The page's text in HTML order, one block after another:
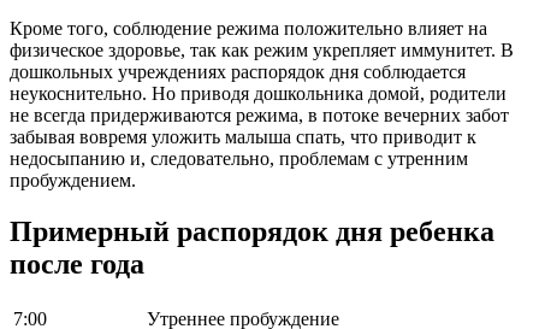
Кроме того, соблюдение режима положительно влияет на
физическое здоровье, так как режим укрепляет иммунитет. В
дошкольных учреждениях распорядок дня соблюдается
неукоснительно. Но приводя дошкольника домой, родители
не всегда придерживаются режима, в потоке вечерних забот
забывая вовремя уложить малыша спать, что приводит к
недосыпанию и, следовательно, проблемам с утренним
пробуждением.
Примерный распорядок дня ребенка
после года
7:00
Утреннее пробуждение